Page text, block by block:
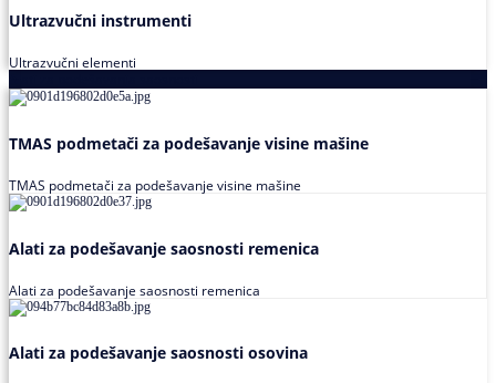
Ultrazvučni instrumenti
Ultrazvučni elementi
TMAS podmetači za podešavanje visine mašine
TMAS podmetači za podešavanje visine mašine
Alati za podešavanje saosnosti remenica
Alati za podešavanje saosnosti remenica
Alati za podešavanje saosnosti osovina